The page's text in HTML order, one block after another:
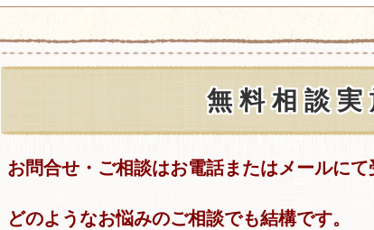
無 料 相 談 実
お問合せ・ご相談はお電話またはメールに
どのようなお悩みのご相談でも結構です。